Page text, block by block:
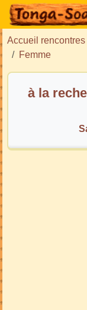
Accueil rencontres
Femme
à la